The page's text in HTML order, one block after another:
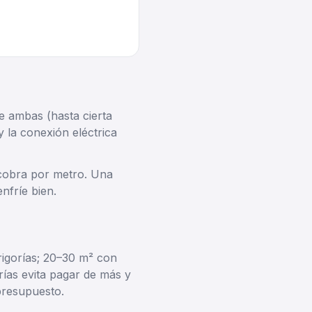
ambas (hasta cierta
la conexión eléctrica
por metro. Una
bien.
20–30 m² con
evita pagar de más y